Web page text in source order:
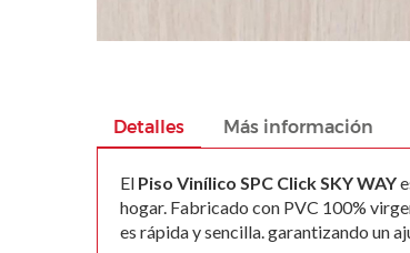
beginning
of
images
gallery
Detalles
El Piso Vinílico SPC Click SKY WAY
hogar. Fabricado con PVC 100%
es rápida y sencilla. garantizando un
Más información